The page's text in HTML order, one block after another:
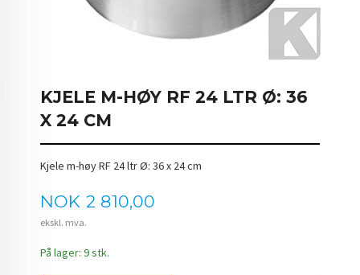
KJELE M-HØY RF 24 LTR Ø: 36
X 24 CM
Kjele m-høy RF 24 ltr Ø: 36 x 24 cm
Pris
NOK 2 810,00
ekskl. mva.
På lager: 9 stk.